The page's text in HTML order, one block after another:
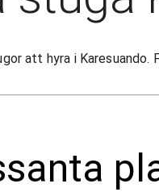
att hyra i Karesuando.